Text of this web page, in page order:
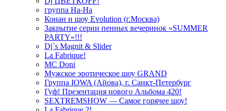
группа На-На
Конан и шоу Evolution (г.Москва)
Закрытие серии пенных вечеринок «SUMMER
PARTY»!!!
Dj`s Magnit & Slider
La Fabrique!
MC Doni
Мужское эротическое шоу GRAND
Группа IOWA (Айова), г. Санкт-Петербург
Гуф! Презентация нового Альбома 420!
SEXTREMSHOW — Самое горячее шоу!